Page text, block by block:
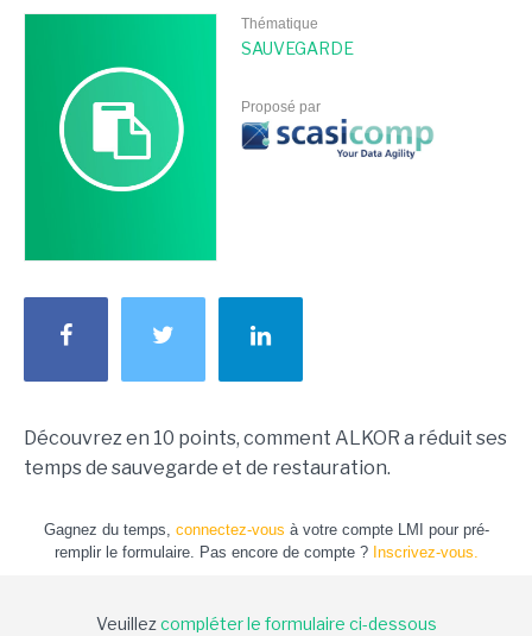
Thématique
SAUVEGARDE
Proposé par
Découvrez en 10 points, comment ALKOR a réduit ses
temps de sauvegarde et de restauration.
Gagnez du temps, connectez-vous à votre compte LMI pour pré-
remplir le formulaire. Pas encore de compte ? Inscrivez-vous.
Veuillezcompléter le formulaire ci-dessous